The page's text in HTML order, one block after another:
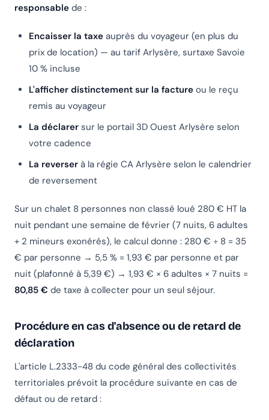
responsable de :
Encaisser la taxe auprès du voyageur (en plus du
prix de location) — au tarif Arlysère, surtaxe Savoie
10 % incluse
L'afficher distinctement sur la facture ou le reçu
remis au voyageur
La déclarer sur le portail 3D Ouest Arlysère selon
votre cadence
La reverser à la régie CA Arlysère selon le calendrier
de reversement
Sur un chalet 8 personnes non classé loué 280 € HT la
nuit pendant une semaine de février (7 nuits, 6 adultes
+ 2 mineurs exonérés), le calcul donne : 280 € ÷ 8 = 35
€ par personne → 5,5 % = 1,93 € par personne et par
nuit (plafonné à 5,39 €) → 1,93 € × 6 adultes × 7 nuits =
80,85 € de taxe à collecter pour un seul séjour.
Procédure en cas d'absence ou de retard de
déclaration
L'article L.2333-48 du code général des collectivités
territoriales prévoit la procédure suivante en cas de
défaut ou de retard :